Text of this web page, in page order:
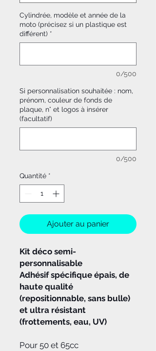
Cylindrée, modèle et année de la
moto (précisez si un plastique est
différent) *
0/500
Si personnalisation souhaitée : nom,
prénom, couleur de fonds de
plaque, n° et logos à insérer
(facultatif)
0/500
Quantité *
Ajouter au panier
Kit déco semi-
personnalisable
Adhésif spécifique épais, de
haute qualité
(repositionnable, sans bulle)
et ultra résistant
(frottements, eau, UV)
Pour 50 et 65cc